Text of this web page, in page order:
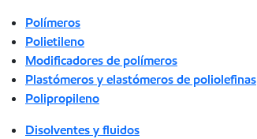
Polímeros
Polietileno
Modificadores de polímeros
Plastómeros y elastómeros de poliolefinas
Polipropileno
Disolventes y fluidos